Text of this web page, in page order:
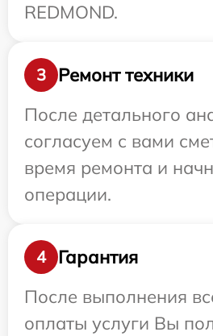
REDMOND.
3
Ремонт техники
После детального
согласуем с вами
время ремонта и
операции.
4
Гарантия
После выполнения
оплаты услуги Вы